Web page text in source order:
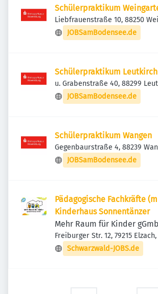
Schülerpraktikum
Liebfrauenstraße 10, 88250
Deutschland
JOBSamBodensee.de
Schülerpraktikum Leutkirch
u. Grabenstraße 40, 88299
Allgäu, Deutschland
JOBSamBodensee.de
Schülerpraktikum Wangen
Gegenbaurstraße 4, 88239
Deutschland
JOBSamBodensee.de
Pädagogische Fachkräfte
Kinderhaus Sonnentänzer
Mehr Raum für Kinder
Freiburger Str. 12, 79215
Schwarzwald-JOBS.de